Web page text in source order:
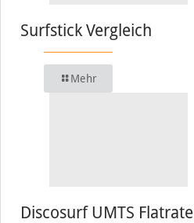
Surfstick Vergleich
Mehr
Discosurf UMTS Flatrate